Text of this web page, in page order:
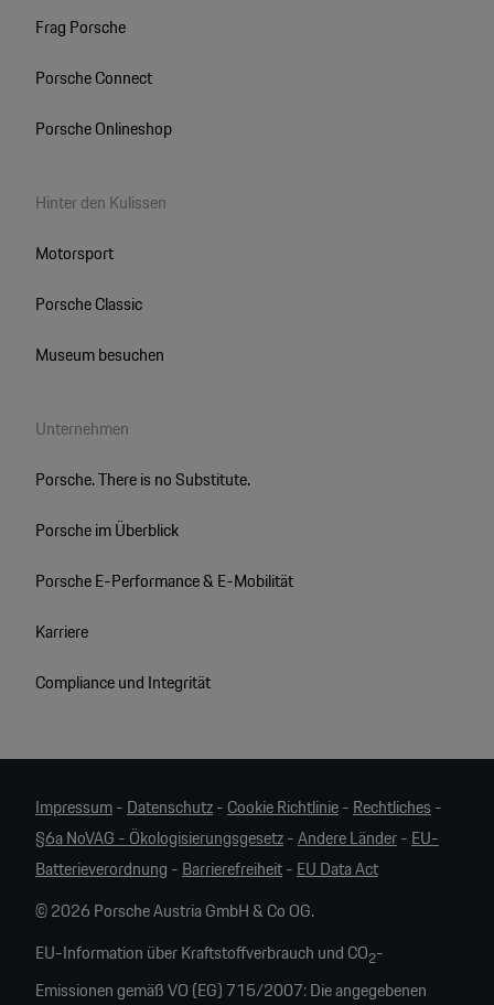
Frag Porsche
Porsche Connect
Porsche Onlineshop
Hinter den Kulissen
Motorsport
Porsche Classic
Museum besuchen
Unternehmen
Porsche. There is no Substitute.
Porsche im Überblick
Porsche E-Performance & E-Mobilität
Karriere
Compliance und Integrität
Impressum-Datenschutz-Cookie Richtlinie-Rechtliches-
§6a NoVAG - Ökologisierungsgesetz-Andere Länder-EU-
Batterieverordnung -Barrierefreiheit-EU Data Act
© 2026 Porsche Austria GmbH & Co OG.
EU-Information über Kraftstoffverbrauch und CO2-
Emissionen gemäß VO (EG) 715/2007: Die angegebenen